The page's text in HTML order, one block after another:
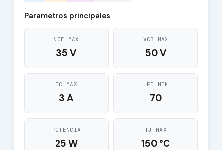
Parametros principales
VCE MAX
35 V
VCB MAX
50 V
IC MAX
3 A
HFE MIN
70
POTENCIA
25 W
TJ MAX
150 °C